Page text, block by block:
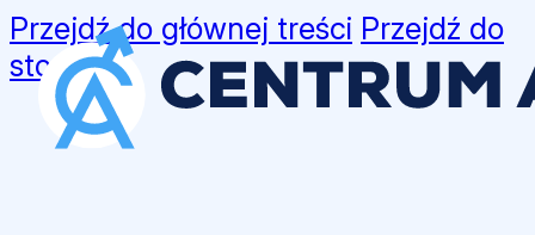
Przejdź do głównej treści Przejdź do
stopki